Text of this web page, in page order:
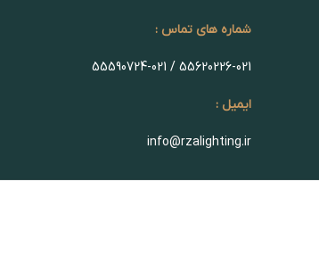
شماره های تماس :
55620226-021 / 55590724-021
ایمیل :
info@rzalighting.ir